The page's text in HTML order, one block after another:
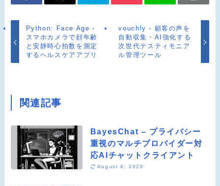
Python: Face Age -
スマホカメラで顔年齢
と安静時心拍数を測定
するヘルスケアアプリ
vouchly - 顧客の声を
自動収集・AI強化する
次世代テスティモニア
ル管理ツール
関連記事
BayesChat – プライバシー
重視のマルチプロバイダー対
応AIチャットクライアント
August 8, 2026